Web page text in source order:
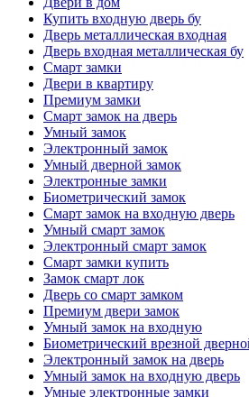
Купить входную дверь бу
Дверь металлическая входная
Дверь входная металлическая бу
Смарт замки
Двери в квартиру
Премиум замки
Смарт замок на дверь
Умный замок
Электронный замок
Умный дверной замок
Электронные замки
Биометрический замок
Смарт замок на входную дверь
Умный смарт замок
Электронный смарт замок
Смарт замки купить
Замок смарт лок
Дверь со смарт замком
Премиум двери замок
Умный замок на входную
Биометрический врезной
Электронный замок на дверь
Умный замок на входную дверь
Умные электронные замки